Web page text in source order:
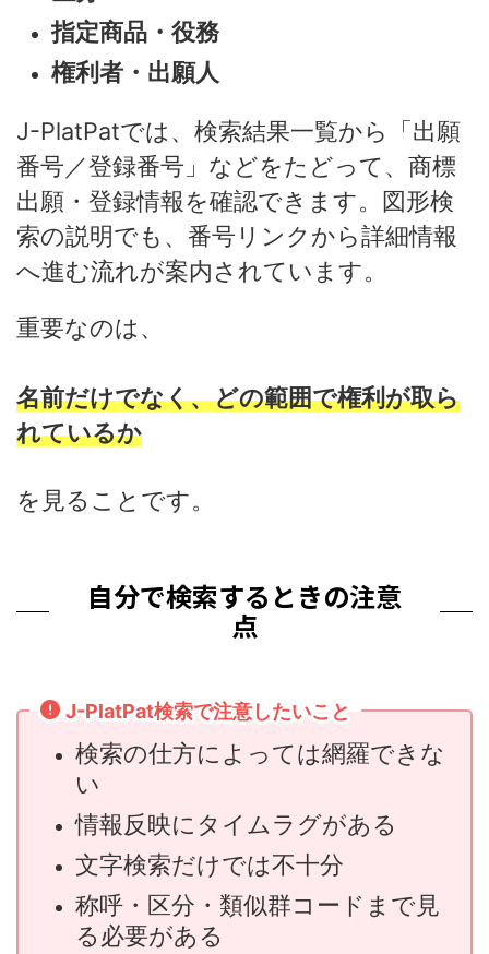
指定商品・役務
権利者・出願人
J-PlatPatでは、検索結果一覧から「出願
番号／登録番号」などをたどって、商標
出願・登録情報を確認できます。図形検
索の説明でも、番号リンクから詳細情報
へ進む流れが案内されています。
重要なのは、
名前だけでなく、どの範囲で権利が取ら
れているか
を見ることです。
自分で検索するときの注意
点
J-PlatPat検索で注意したいこと
検索の仕方によっては網羅できな
い
情報反映にタイムラグがある
文字検索だけでは不十分
称呼・区分・類似群コードまで見
る必要がある